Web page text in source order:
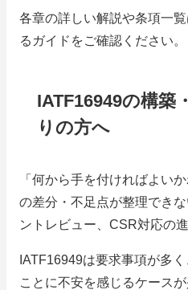
各章の詳しい解説や条項一
るガイドをご確認ください。
IATF16949の構築
りの方へ
「何から手を付ければよい
の差分・不足点が整理でき
ントレビュー、CSR対応の
IATF16949は要求事項が多
ことに不安を感じるケース